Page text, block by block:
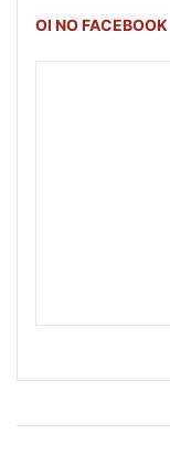
OI NO FACEBOOK